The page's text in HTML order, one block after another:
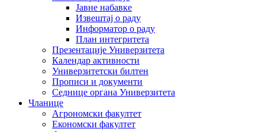
Јавне набавке
Извештај о раду
Информатор о раду
План интегритета
Презентације Универзитета
Календар активности
Универзитетски билтен
Прописи и документи
Седнице органа Универзитета
Чланице
Агрономски факултет
Економски факултет